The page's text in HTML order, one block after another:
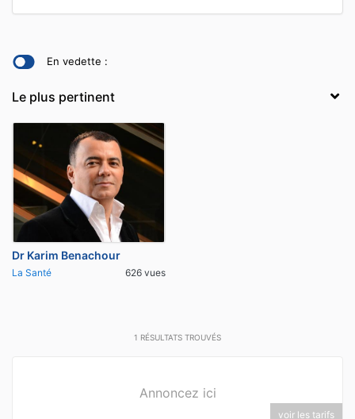
En vedette :
Dr Karim Benachour
La Santé 626 vues
1 RÉSULTATS TROUVÉS
Annoncez ici
voir les tarifs